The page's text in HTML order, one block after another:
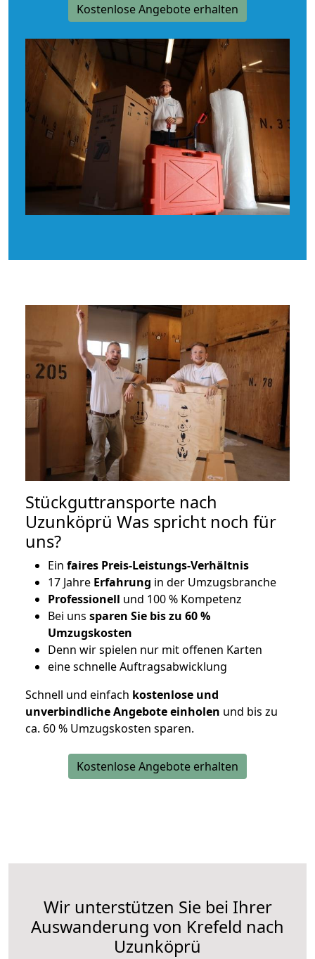
Kostenlose Angebote erhalten
Stückguttransporte nach
Uzunköprü Was spricht noch für
uns?
Ein faires Preis-Leistungs-Verhältnis
17 Jahre Erfahrung in der Umzugsbranche
Professionell und 100 % Kompetenz
Bei uns sparen Sie bis zu 60 %
Umzugskosten
Denn wir spielen nur mit offenen Karten
eine schnelle Auftragsabwicklung
Schnell und einfach kostenlose und
unverbindliche Angebote einholen und bis zu
ca. 60 % Umzugskosten sparen.
Kostenlose Angebote erhalten
Wir unterstützen Sie bei Ihrer
Auswanderung von Krefeld nach
Uzunköprü